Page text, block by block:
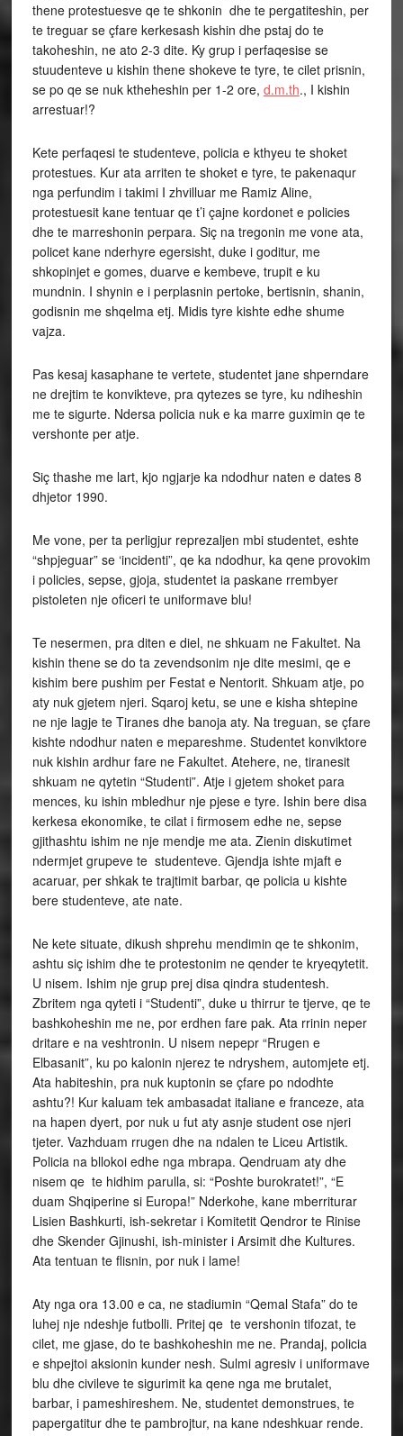
thene protestuesve qe te shkonin dhe te pergatiteshin, per
te treguar se çfare kerkesash kishin dhe pstaj do te
takoheshin, ne ato 2-3 dite. Ky grup i perfaqesise se
stuudenteve u kishin thene shokeve te tyre, te cilet prisnin,
se po qe se nuk ktheheshin per 1-2 ore, d.m.th., I kishin
arrestuar!?
Kete perfaqesi te studenteve, policia e kthyeu te shoket
protestues. Kur ata arriten te shoket e tyre, te pakenaqur
nga perfundim i takimi I zhvilluar me Ramiz Aline,
protestuesit kane tentuar qe t’i çajne kordonet e policies
dhe te marreshonin perpara. Siç na tregonin me vone ata,
policet kane nderhyre egersisht, duke i goditur, me
shkopinjet e gomes, duarve e kembeve, trupit e ku
mundnin. I shynin e i perplasnin pertoke, bertisnin, shanin,
godisnin me shqelma etj. Midis tyre kishte edhe shume
vajza.
Pas kesaj kasaphane te vertete, studentet jane shperndare
ne drejtim te konvikteve, pra qytezes se tyre, ku ndiheshin
me te sigurte. Ndersa policia nuk e ka marre guximin qe te
vershonte per atje.
Siç thashe me lart, kjo ngjarje ka ndodhur naten e dates 8
dhjetor 1990.
Me vone, per ta perligjur reprezaljen mbi studentet, eshte
“shpjeguar” se ‘incidenti”, qe ka ndodhur, ka qene provokim
i policies, sepse, gjoja, studentet ia paskane rrembyer
pistoleten nje oficeri te uniformave blu!
Te nesermen, pra diten e diel, ne shkuam ne Fakultet. Na
kishin thene se do ta zevendsonim nje dite mesimi, qe e
kishim bere pushim per Festat e Nentorit. Shkuam atje, po
aty nuk gjetem njeri. Sqaroj ketu, se une e kisha shtepine
ne nje lagje te Tiranes dhe banoja aty. Na treguan, se çfare
kishte ndodhur naten e mepareshme. Studentet konviktore
nuk kishin ardhur fare ne Fakultet. Atehere, ne, tiranesit
shkuam ne qytetin “Studenti”. Atje i gjetem shoket para
mences, ku ishin mbledhur nje pjese e tyre. Ishin bere disa
kerkesa ekonomike, te cilat i firmosem edhe ne, sepse
gjithashtu ishim ne nje mendje me ata. Zienin diskutimet
ndermjet grupeve te studenteve. Gjendja ishte mjaft e
acaruar, per shkak te trajtimit barbar, qe policia u kishte
bere studenteve, ate nate.
Ne kete situate, dikush shprehu mendimin qe te shkonim,
ashtu siç ishim dhe te protestonim ne qender te kryeqytetit.
U nisem. Ishim nje grup prej disa qindra studentesh.
Zbritem nga qyteti i “Studenti”, duke u thirrur te tjerve, qe te
bashkoheshin me ne, por erdhen fare pak. Ata rrinin neper
dritare e na veshtronin. U nisem nepepr “Rrugen e
Elbasanit”, ku po kalonin njerez te ndryshem, automjete etj.
Ata habiteshin, pra nuk kuptonin se çfare po ndodhte
ashtu?! Kur kaluam tek ambasadat italiane e franceze, ata
na hapen dyert, por nuk u fut aty asnje student ose njeri
tjeter. Vazhduam rrugen dhe na ndalen te Liceu Artistik.
Policia na bllokoi edhe nga mbrapa. Qendruam aty dhe
nisem qe te hidhim parulla, si: “Poshte burokratet!”, “E
duam Shqiperine si Europa!” Nderkohe, kane mberriturar
Lisien Bashkurti, ish-sekretar i Komitetit Qendror te Rinise
dhe Skender Gjinushi, ish-minister i Arsimit dhe Kultures.
Ata tentuan te flisnin, por nuk i lame!
Aty nga ora 13.00 e ca, ne stadiumin “Qemal Stafa” do te
luhej nje ndeshje futbolli. Pritej qe te vershonin tifozat, te
cilet, me gjase, do te bashkoheshin me ne. Prandaj, policia
e shpejtoi aksionin kunder nesh. Sulmi agresiv i uniformave
blu dhe civileve te sigurimit ka qene nga me brutalet,
barbar, i pameshireshem. Ne, studentet demonstrues, te
papergatitur dhe te pambrojtur, na kane ndeshkuar rende.